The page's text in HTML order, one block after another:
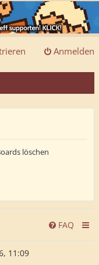
Anmelden
löschen
FAQ
11:09